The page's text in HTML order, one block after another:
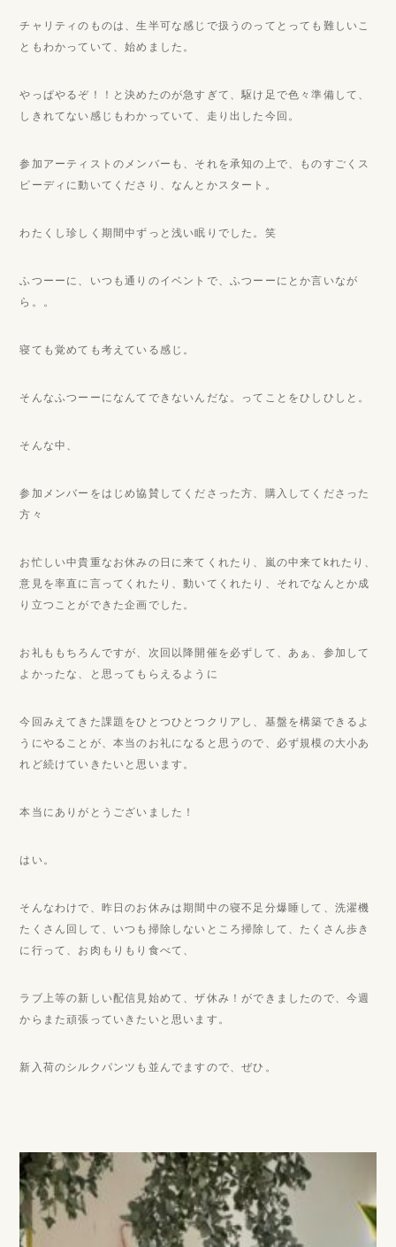
チャリティのものは、生半可な感じで扱うのってとっても難しいこ
ともわかっていて、始めました。
やっぱやるぞ！！と決めたのが急すぎて、駆け足で色々準備して、
しきれてない感じもわかっていて、走り出した今回。
参加アーティストのメンバーも、それを承知の上で、ものすごくス
ピーディに動いてくださり、なんとかスタート。
わたくし珍しく期間中ずっと浅い眠りでした。笑
ふつーーに、いつも通りのイベントで、ふつーーにとか言いなが
ら。。
寝ても覚めても考えている感じ。
そんなふつーーになんてできないんだな。ってことをひしひしと。
そんな中、
参加メンバーをはじめ協賛してくださった方、購入してくださった
方々
お忙しい中貴重なお休みの日に来てくれたり、嵐の中来てkれたり、
意見を率直に言ってくれたり、動いてくれたり、それでなんとか成
り立つことができた企画でした。
お礼ももちろんですが、次回以降開催を必ずして、あぁ、参加して
よかったな、と思ってもらえるように
今回みえてきた課題をひとつひとつクリアし、基盤を構築できるよ
うにやることが、本当のお礼になると思うので、必ず規模の大小あ
れど続けていきたいと思います。
本当にありがとうございました！
はい。
そんなわけで、昨日のお休みは期間中の寝不足分爆睡して、洗濯機
たくさん回して、いつも掃除しないところ掃除して、たくさん歩き
に行って、お肉もりもり食べて、
ラブ上等の新しい配信見始めて、ザ休み！ができましたので、今週
からまた頑張っていきたいと思います。
新入荷のシルクパンツも並んでますので、ぜひ。